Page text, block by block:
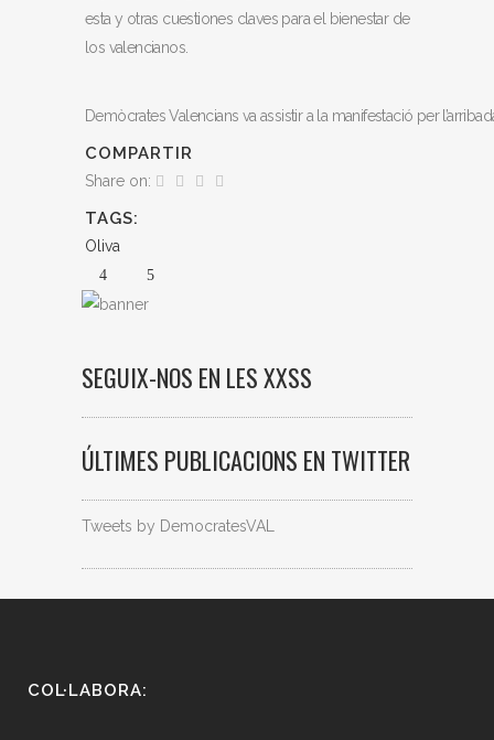
esta y otras cuestiones claves para el bienestar de
los valencianos.
Demòcrates Valencians va assistir a la manifestació per
COMPARTIR
Share on:
TAGS:
Oliva
SEGUIX-NOS EN LES XXSS
ÚLTIMES PUBLICACIONS EN TWITTER
Tweets by DemocratesVAL
COL·LABORA: